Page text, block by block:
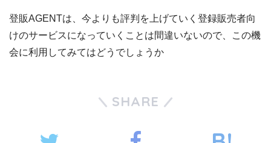
登販AGENTは、今よりも評判を上げていく登録販売者向
けのサービスになっていくことは間違いないので、この機
会に利用してみてはどうでしょうか
SHARE